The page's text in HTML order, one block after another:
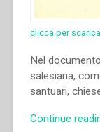
clicca per
Nel
salesiana,
santuari,
Continue